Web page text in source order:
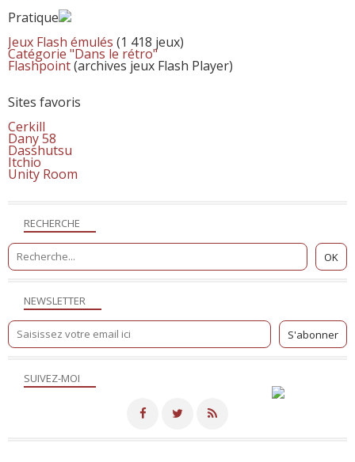
NEWSLETTER
SUIVEZ-MOI
RECHERCHE
Pratique
Jeux Flash émulés (1 418 jeux)
Catégorie "Dans le rétro"
Flashpoint(archives jeux Flash Player)
Sites favoris
Cerkill
Dany 58
Dasshutsu
Itchio
Unity Room